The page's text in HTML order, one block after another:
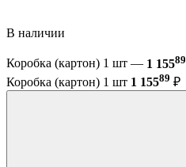
В наличии
Коробка (картон) 1 шт — 1 15589
Коробка (картон) 1 шт 1 15589 ₽